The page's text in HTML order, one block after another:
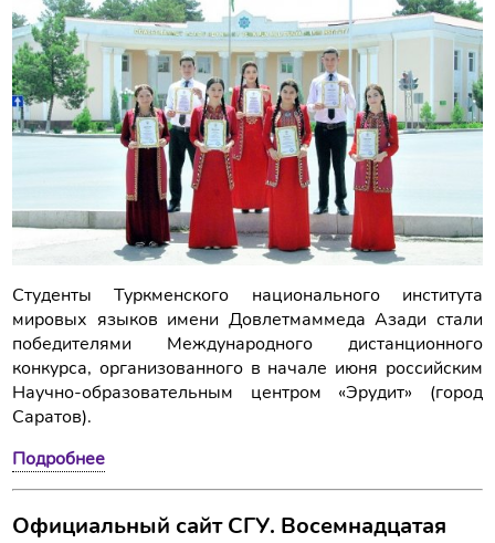
Студенты Туркменского национального института
мировых языков имени Довлетмаммеда Азади стали
победителями Международного дистанционного
конкурса, организованного в начале июня российским
Научно-образовательным центром «Эрудит» (город
Саратов).
Подробнее
Официальный сайт СГУ. Восемнадцатая